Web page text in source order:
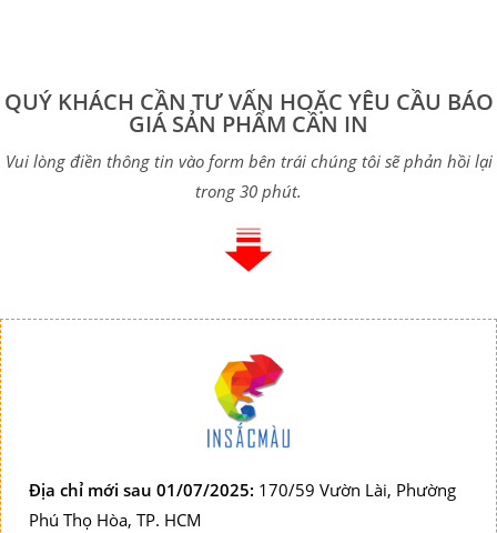
QUÝ KHÁCH CẦN TƯ VẤN HOẶC YÊU CẦU BÁO
GIÁ SẢN PHẨM CẦN IN
Vui lòng điền thông tin vào form bên trái chúng tôi sẽ phản hồi lại
trong 30 phút.
Địa chỉ mới sau 01/07/2025: 170/59 Vườn Lài, Phường
Phú Thọ Hòa, TP. HCM